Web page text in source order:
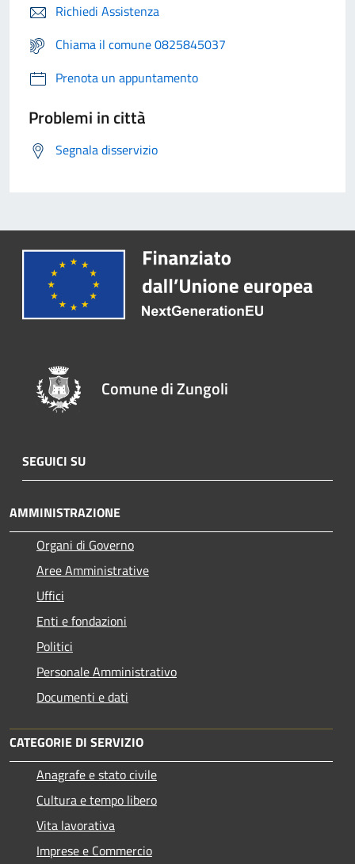
Richiedi Assistenza
Chiama il comune 0825845037
Prenota un appuntamento
Problemi in città
Segnala disservizio
Comune di Zungoli
SEGUICI SU
AMMINISTRAZIONE
Organi di Governo
Aree Amministrative
Uffici
Enti e fondazioni
Politici
Personale Amministrativo
Documenti e dati
CATEGORIE DI SERVIZIO
Anagrafe e stato civile
Cultura e tempo libero
Vita lavorativa
Imprese e Commercio